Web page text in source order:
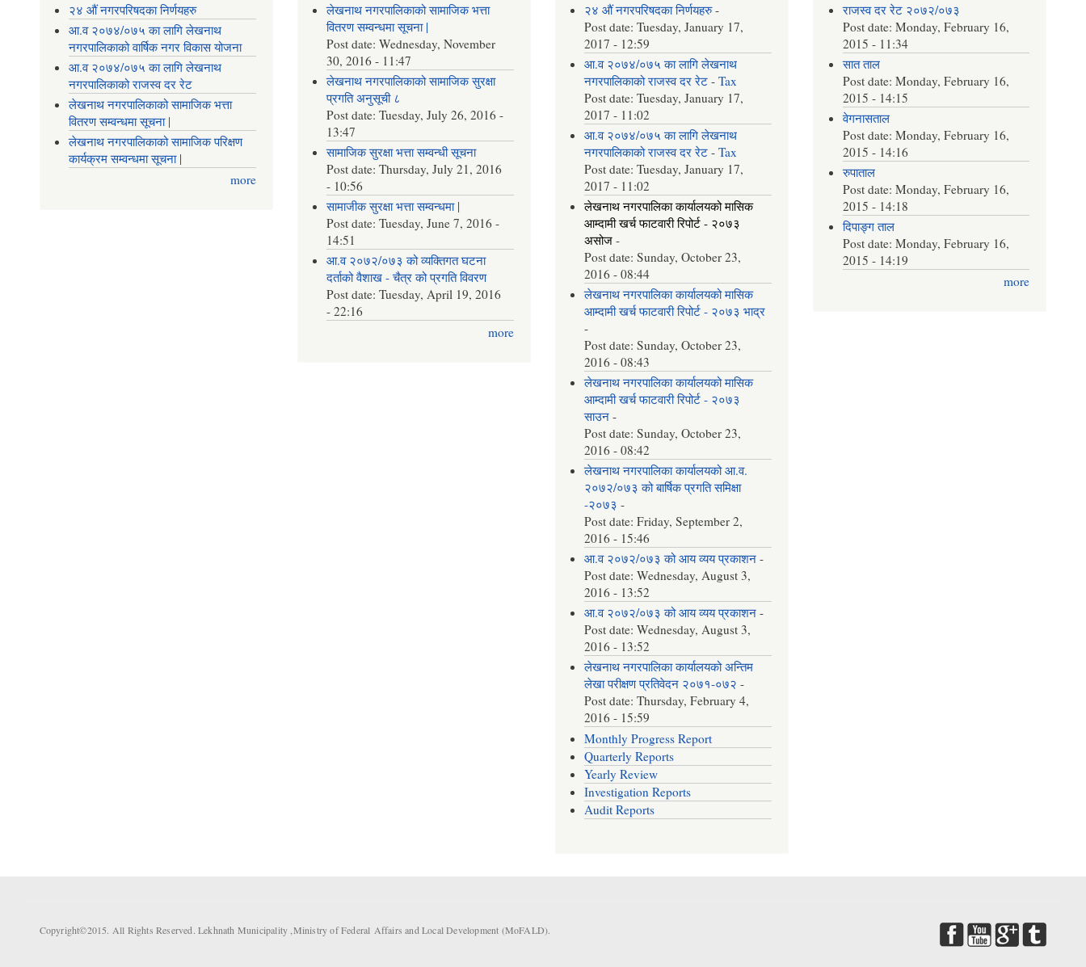
२४ औं नगरपरिषदका निर्णयहरु
आ.व २०७४/०७५ का लागि लेखनाथ
नगरपालिकाको वार्षिक नगर विकास योजना
आ.व २०७४/०७५ का लागि लेखनाथ
नगरपालिकाको राजस्व दर रेट
लेखनाथ नगरपालिकाको सामाजिक भत्ता
वितरण सम्वन्धमा सूचना |
लेखनाथ नगरपालिकाको सामाजिक परिक्षण
कार्यक्रम सम्वन्धमा सूचना |
more
लेखनाथ नगरपालिकाको सामाजिक भत्ता
वितरण सम्वन्धमा सूचना |
Post date:Wednesday, November
30, 2016 - 11:47
लेखनाथ नगरपालिकाको सामाजिक सुरक्षा
प्रगति अनुसूची ८
Post date:Tuesday, July 26, 2016 -
13:47
सामाजिक सुरक्षा भत्ता सम्वन्धी सूचना
Post date:Thursday, July 21, 2016
- 10:56
सामाजीक सुरक्षा भत्ता सम्वन्धमा |
Post date:Tuesday, June 7, 2016 -
14:51
आ.व २०७२/०७३ को व्यक्तिगत घटना
दर्ताको वैशाख - चैत्र को प्रगति विवरण
Post date:Tuesday, April 19, 2016
- 22:16
more
२४ औं नगरपरिषदका निर्णयहरु-
Post date:Tuesday, January 17,
2017 - 12:59
आ.व २०७४/०७५ का लागि लेखनाथ
नगरपालिकाको राजस्व दर रेट-Tax
Post date:Tuesday, January 17,
2017 - 11:02
आ.व २०७४/०७५ का लागि लेखनाथ
नगरपालिकाको राजस्व दर रेट-Tax
Post date:Tuesday, January 17,
2017 - 11:02
लेखनाथ नगरपालिका कार्यालयको मासिक
आम्दामी खर्च फाटवारी रिपोर्ट - २०७३
असोज -
Post date:Sunday, October 23,
2016 - 08:44
लेखनाथ नगरपालिका कार्यालयको मासिक
आम्दामी खर्च फाटवारी रिपोर्ट - २०७३ भाद्र
-
Post date:Sunday, October 23,
2016 - 08:43
लेखनाथ नगरपालिका कार्यालयको मासिक
आम्दामी खर्च फाटवारी रिपोर्ट - २०७३
साउन-
Post date:Sunday, October 23,
2016 - 08:42
लेखनाथ नगरपालिका कार्यालयको आ.व.
२०७२/०७३ को बार्षिक प्रगति समिक्षा
-२०७३-
Post date:Friday, September 2,
2016 - 15:46
आ.व २०७२/०७३ को आय व्यय प्रकाशन-
Post date:Wednesday, August 3,
2016 - 13:52
आ.व २०७२/०७३ को आय व्यय प्रकाशन-
Post date:Wednesday, August 3,
2016 - 13:52
लेखनाथ नगरपालिका कार्यालयको अन्तिम
लेखा परीक्षण प्रतिवेदन २०७१-०७२ -
Post date:Thursday, February 4,
2016 - 15:59
Monthly Progress Report
Quarterly Reports
Yearly Review
Investigation Reports
Audit Reports
राजस्व दर रेट २०७२/०७३
Post date: Monday, February 16,
2015 - 11:34
सात ताल
Post date: Monday, February 16,
2015 - 14:15
वेगनासताल
Post date: Monday, February 16,
2015 - 14:16
रुपाताल
Post date: Monday, February 16,
2015 - 14:18
दिपाङ्ग ताल
Post date: Monday, February 16,
2015 - 14:19
more
Copyright©2015. All Rights Reserved. Lekhnath Municipality ,Ministry of Federal Affairs and Local Development (MoFALD).